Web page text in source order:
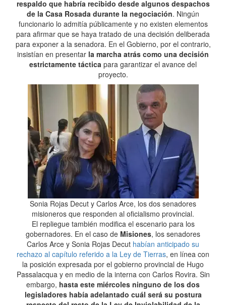
respaldo que habría recibido desde algunos despachos
de la Casa Rosada durante la negociación. Ningún
funcionario lo admitía públicamente y no existen elementos
para afirmar que se haya tratado de una decisión deliberada
para exponer a la senadora. En el Gobierno, por el contrario,
insistían en presentar la marcha atrás como una decisión
estrictamente táctica para garantizar el avance del
proyecto.
Sonia Rojas Decut y Carlos Arce, los dos senadores
misioneros que responden al oficialismo provincial.
El repliegue también modifica el escenario para los
gobernadores. En el caso de Misiones, los senadores
Carlos Arce y Sonia Rojas Decut habían anticipado su
rechazo al capítulo referido a la Ley de Tierras, en línea con
la posición expresada por el gobierno provincial de Hugo
Passalacqua y en medio de la interna con Carlos Rovira. Sin
embargo, hasta este miércoles ninguno de los dos
legisladores había adelantado cuál será su postura